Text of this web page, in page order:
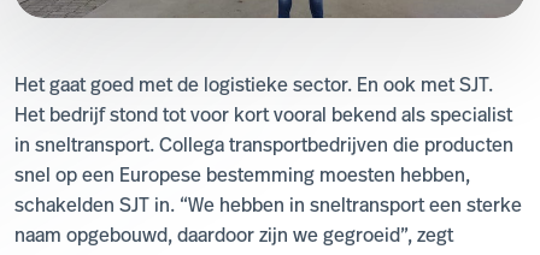
Het gaat goed met de logistieke sector. En ook met SJT.
Het bedrijf stond tot voor kort vooral bekend als specialist
in sneltransport. Collega transportbedrijven die producten
snel op een Europese bestemming moesten hebben,
schakelden SJT in. “We hebben in sneltransport een sterke
naam opgebouwd, daardoor zijn we gegroeid”, zegt